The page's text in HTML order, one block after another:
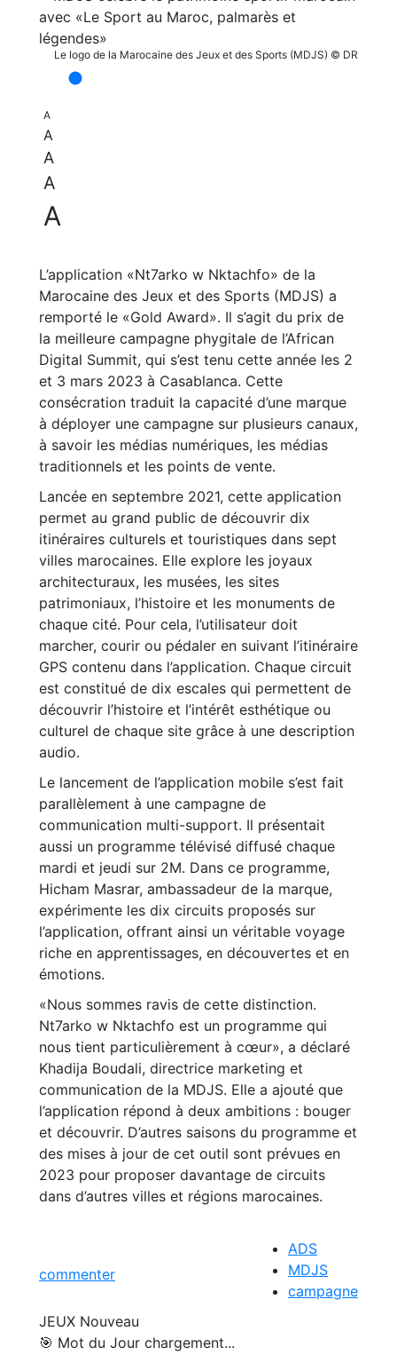
Le logo de la Marocaine des Jeux et des Sports (MDJS) © DR
A
A
A
A
A
L’application «Nt7arko w Nktachfo» de la
Marocaine des Jeux et des Sports (MDJS) a
remporté le «Gold Award». Il s’agit du prix de
la meilleure campagne phygitale de l’African
Digital Summit, qui s’est tenu cette année les 2
et 3 mars 2023 à Casablanca. Cette
consécration traduit la capacité d’une marque
à déployer une campagne sur plusieurs canaux,
à savoir les médias numériques, les médias
traditionnels et les points de vente.
Lancée en septembre 2021, cette application
permet au grand public de découvrir dix
itinéraires culturels et touristiques dans sept
villes marocaines. Elle explore les joyaux
architecturaux, les musées, les sites
patrimoniaux, l’histoire et les monuments de
chaque cité. Pour cela, l’utilisateur doit
marcher, courir ou pédaler en suivant l’itinéraire
GPS contenu dans l’application. Chaque circuit
est constitué de dix escales qui permettent de
découvrir l’histoire et l’intérêt esthétique ou
culturel de chaque site grâce à une description
audio.
Le lancement de l’application mobile s’est fait
parallèlement à une campagne de
communication multi-support. Il présentait
aussi un programme télévisé diffusé chaque
mardi et jeudi sur 2M. Dans ce programme,
Hicham Masrar, ambassadeur de la marque,
expérimente les dix circuits proposés sur
l’application, offrant ainsi un véritable voyage
riche en apprentissages, en découvertes et en
émotions.
«Nous sommes ravis de cette distinction.
Nt7arko w Nktachfo est un programme qui
nous tient particulièrement à cœur», a déclaré
Khadija Boudali, directrice marketing et
communication de la MDJS. Elle a ajouté que
l’application répond à deux ambitions : bouger
et découvrir. D’autres saisons du programme et
des mises à jour de cet outil sont prévues en
2023 pour proposer davantage de circuits
dans d’autres villes et régions marocaines.
commenter
ADS
MDJS
campagne
JEUX Nouveau
🎯 Mot du Jour chargement...